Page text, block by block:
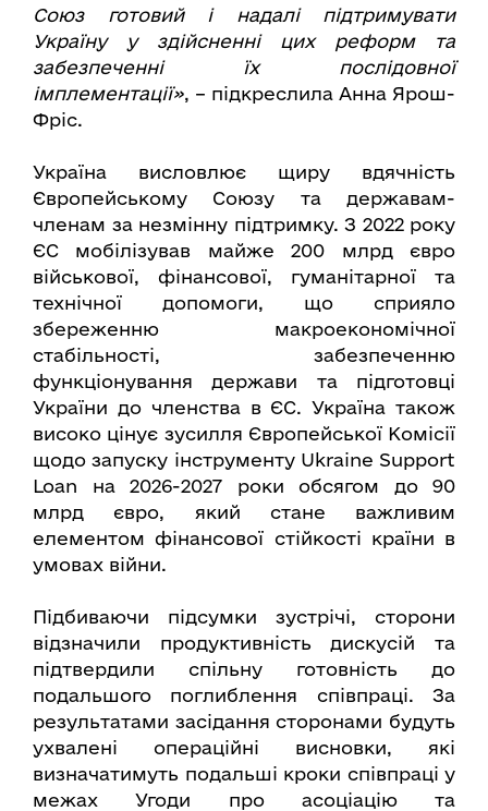
Союз готовий і надалі підтримувати
Україну у здійсненні цих реформ та
забезпеченні їх послідовної
імплементації», – підкреслила Анна Ярош-
Фріс.
Україна висловлює щиру вдячність
Європейському Союзу та державам-
членам за незмінну підтримку. З 2022 року
ЄС мобілізував майже 200 млрд євро
військової, фінансової, гуманітарної та
технічної допомоги, що сприяло
збереженню макроекономічної
стабільності, забезпеченню
функціонування держави та підготовці
України до членства в ЄС. Україна також
високо цінує зусилля Європейської Комісії
щодо запуску інструменту Ukraine Support
Loan на 2026-2027 роки обсягом до 90
млрд євро, який стане важливим
елементом фінансової стійкості країни в
умовах війни.
Підбиваючи підсумки зустрічі, сторони
відзначили продуктивність дискусій та
підтвердили спільну готовність до
подальшого поглиблення співпраці. За
результатами засідання сторонами будуть
ухвалені операційні висновки, які
визначатимуть подальші кроки співпраці у
межах Угоди про асоціацію та